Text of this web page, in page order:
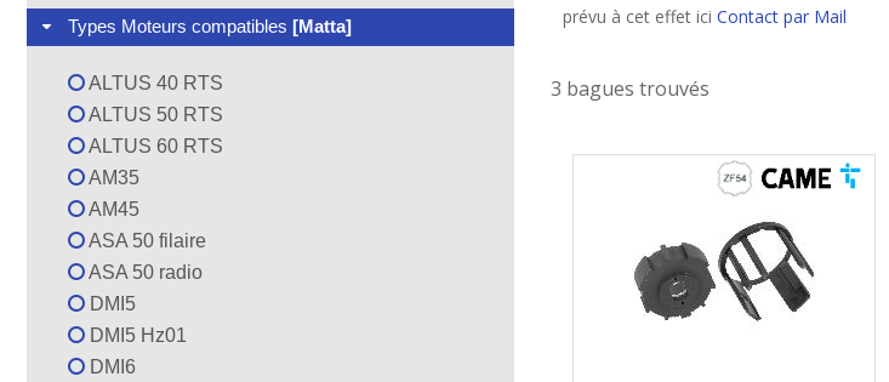
Types Moteurs compatibles [Matta]
ALTUS 40 RTS
ALTUS 50 RTS
ALTUS 60 RTS
AM35
AM45
ASA 50 filaire
ASA 50 radio
DMI5
DMI5 Hz01
DMI6
prévu à cet effet ici Contact par Mail
3 bagues trouvés